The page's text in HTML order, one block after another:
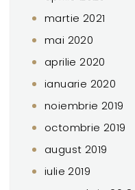
martie 2021
mai 2020
aprilie 2020
ianuarie 2020
noiembrie 2019
octombrie 2019
august 2019
iulie 2019